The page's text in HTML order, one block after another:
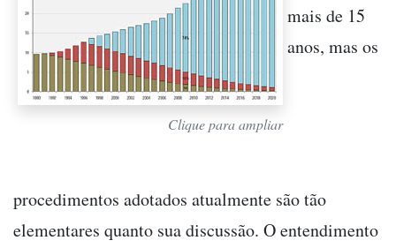
Clique para ampliar
mais de 15
anos, mas os
procedimentos adotados atualmente são tão
elementares quanto sua discussão. O entendimento